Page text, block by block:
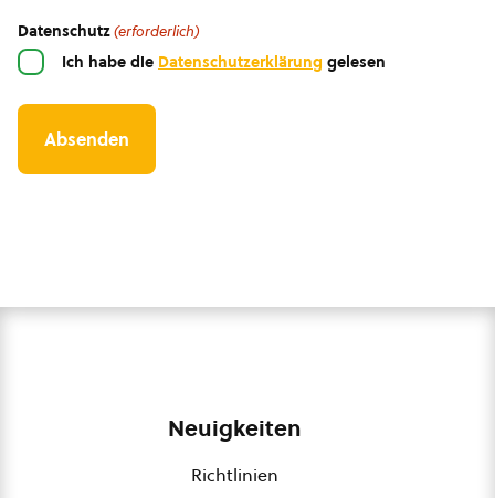
Datenschutz(erforderlich)
Ich habe die Datenschutzerklärung gelesen
Neuigkeiten
Richtlinien